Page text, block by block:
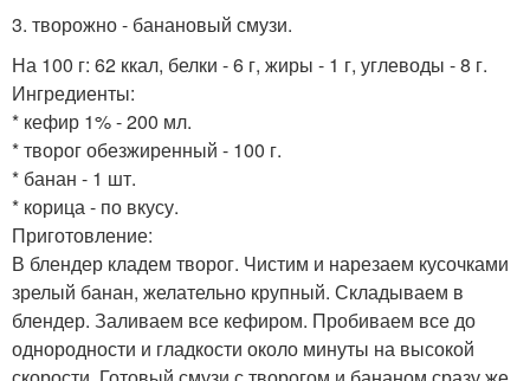
3. творожно - банановый смузи.
На 100 г: 62 ккал, белки - 6 г, жиры - 1 г, углеводы - 8 г.
Ингредиенты:
* кефир 1% - 200 мл.
* творог обезжиренный - 100 г.
* банан - 1 шт.
* корица - по вкусу.
Приготовление:
В блендер кладем творог. Чистим и нарезаем кусочками
зрелый банан, желательно крупный. Складываем в
блендер. Заливаем все кефиром. Пробиваем все до
однородности и гладкости около минуты на высокой